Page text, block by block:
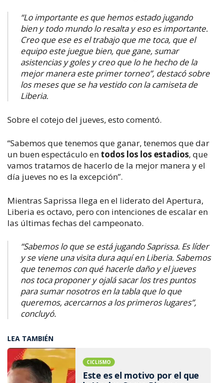
“Lo importante es que hemos estado jugando
bien y todo mundo lo resalta y eso es importante.
Creo que ese es el trabajo que me toca, que el
equipo este juegue bien, que gane, sumar
asistencias y goles y creo que lo he hecho de la
mejor manera este primer torneo”, destacó sobre
los meses que se ha vestido con la camiseta de
Liberia.
Sobre el cotejo del jueves, esto comentó.
“Sabemos que tenemos que ganar, tenemos que dar
un buen espectáculo en todos los los estadios, que
vamos tratamos de hacerlo de la mejor manera y el
día jueves no es la excepción”.
Mientras Saprissa llega en el liderato del Apertura,
Liberia es octavo, pero con intenciones de escalar en
las últimas fechas del campeonato.
“Sabemos lo que se está jugando Saprissa. Es líder
y se viene una visita dura aquí en Liberia. Sabemos
que tenemos con qué hacerle daño y el jueves
nos toca proponer y ojalá sacar los tres puntos
para sumar nosotros en la tabla que lo que
queremos, acercarnos a los primeros lugares”,
concluyó.
LEA TAMBIÉN
CICLISMO
Este es el motivo por el que